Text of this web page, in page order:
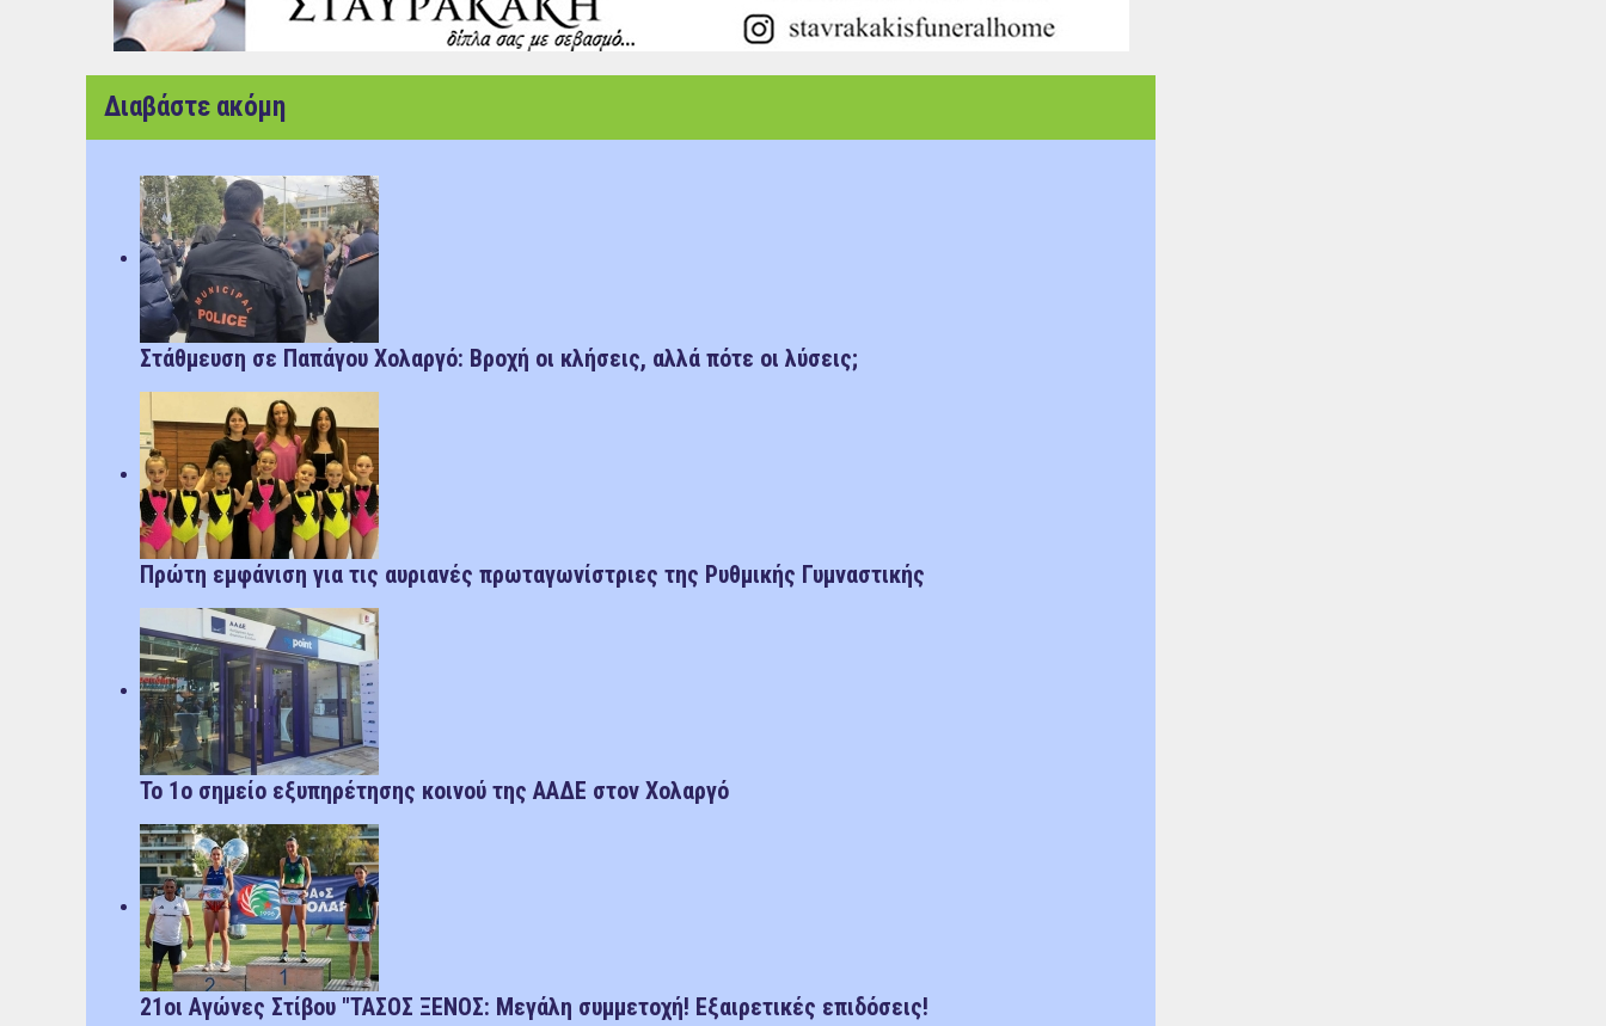
Διαβάστε ακόμη
Στάθμευση σε Παπάγου Χολαργό: Bροχή οι κλήσεις, αλλά πότε οι λύσεις;
Πρώτη εμφάνιση για τις αυριανές πρωταγωνίστριες της Ρυθμικής Γυμναστικής
Το 1ο σημείο εξυπηρέτησης κοινού της ΑΑΔΕ στον Χολαργό
21οι Αγώνες Στίβου "ΤΑΣΟΣ ΞΕΝΟΣ: Μεγάλη συμμετοχή! Εξαιρετικές επιδόσεις!